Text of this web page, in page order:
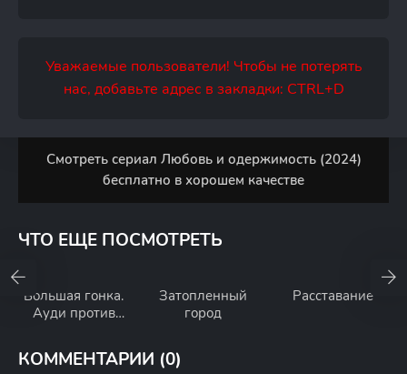
Уважаемые пользователи! Чтобы не потерять
нас, добавьте адрес в закладки: CTRL+D
Смотреть сериал Любовь и одержимость (2024)
бесплатно в хорошем качестве
ЧТО ЕЩЕ ПОСМОТРЕТЬ
Большая гонка.
Ауди против
Затопленный
город
Расставание
КОММЕНТАРИИ (0)